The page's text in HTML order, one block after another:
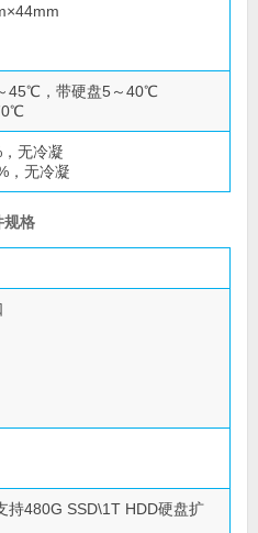
45℃，带硬盘5～40℃
无冷凝
，无冷凝
规格
持480G SSD\1T HDD硬盘扩